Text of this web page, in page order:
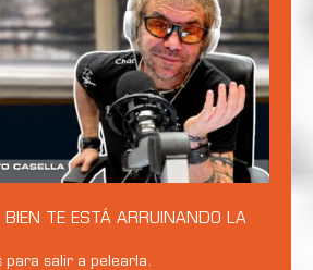
BIEN TE ESTÁ ARRUINANDO LA
para salir a pelearla.